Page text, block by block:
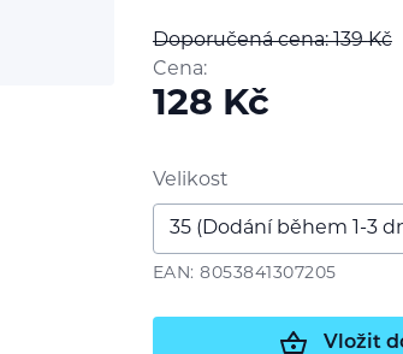
Doporučená cena: 139Kč
Cena:
128 Kč
Velikost
EAN: 8053841307205
Vložit